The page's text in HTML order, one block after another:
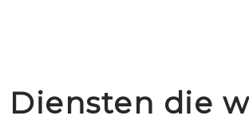
Diensten die